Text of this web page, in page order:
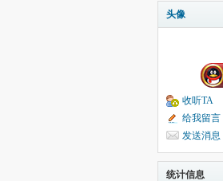
头像
收听TA
给我留言
发送消息
统计信息